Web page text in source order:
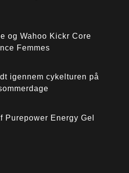
og Wahoo Kickr Core
Femmes
igennem cykelturen på
Purepower Energy Gel